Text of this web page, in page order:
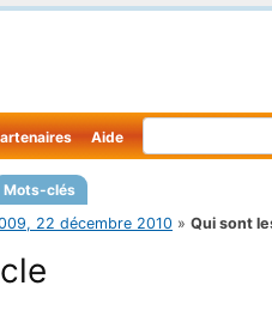
Mots-clés
Aide
22 décembre 2010 » Qui sont